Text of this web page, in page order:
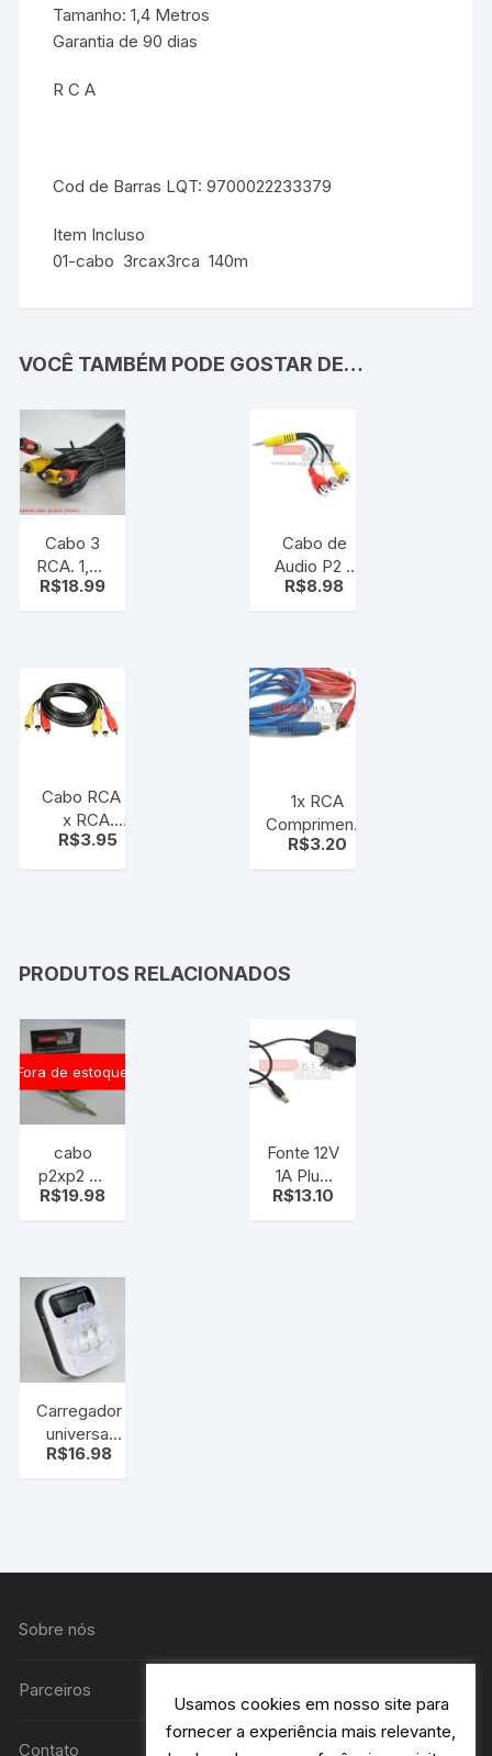
Tamanho: 1,4 Metros
Garantia de 90 dias
R C A
Cod de Barras LQT: 9700022233379
Item Incluso
01-cabo 3rcax3rca 140m
VOCÊ TAMBÉM PODE GOSTAR DE…
Cabo 3
RCA. 1,70
Metros
R$18.99
Cabo de
Audio P2 x
RCA para
componente
(rca fêmea)
R$8.98
Cabo RCA 3
x RCA.
Comprimento
R$3.95
1x RCA
Comprimento
3 Metros
R$3.20
PRODUTOS RELACIONADOS
Fora de estoque
cabo
p2xp2 C/
anti-
R$19.98
Fonte 12V
1A Plug
P4
R$13.10
Carregador
universal
para
R$16.98
Sobre nós
Parceiros
Contato
Usamos cookies em nosso site para
fornecer a experiência mais relevante,